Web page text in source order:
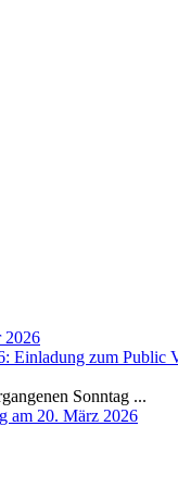
2026
Einladung zum Public
Sonntag ...
am 20. März 2026